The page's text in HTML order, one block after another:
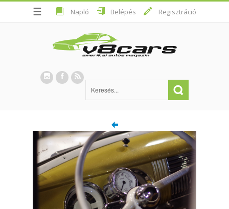
☰ Napló Belépés Regisztráció